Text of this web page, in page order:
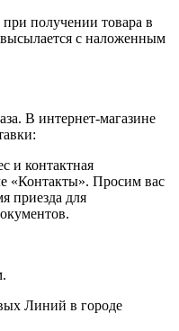
получении товара в
с наложенным
В интернет-магазине
и контактная
«Контакты». Просим вас
приезда для
Линий в городе